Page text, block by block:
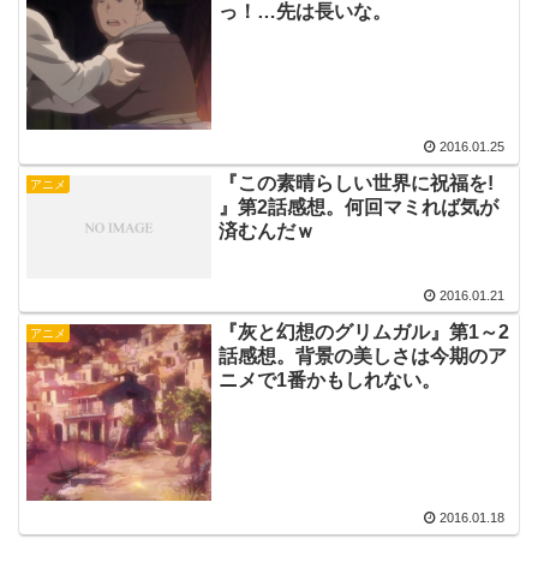
っ！…先は長いな。
2016.01.25
アニメ
『この素晴らしい世界に祝福を!
』第2話感想。何回マミれば気が
済むんだｗ
2016.01.21
アニメ
『灰と幻想のグリムガル』第1～2
話感想。背景の美しさは今期のア
ニメで1番かもしれない。
2016.01.18